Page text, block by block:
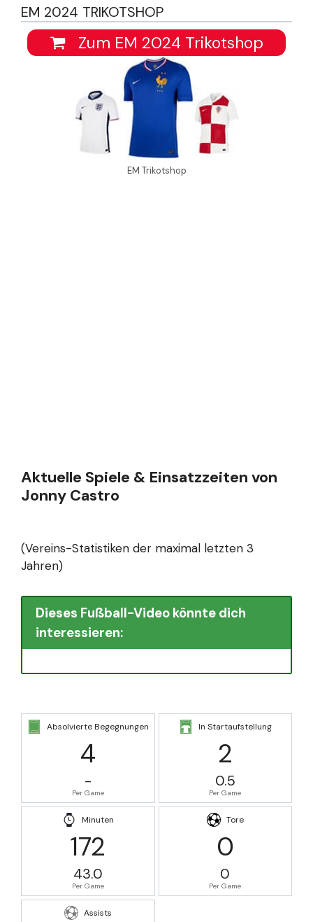
EM 2024 TRIKOTSHOP
Zum EM 2024 Trikotshop
EM Trikotshop
Aktuelle Spiele & Einsatzzeiten von
Jonny Castro
(Vereins-Statistiken der maximal letzten 3
Jahren)
Dieses Fußball-Video könnte dich
interessieren:
Absolvierte Begegnungen
4
-
Per Game
In Startaufstellung
2
0.5
Per Game
Minuten
172
43.0
Per Game
Tore
0
0
Per Game
Assists